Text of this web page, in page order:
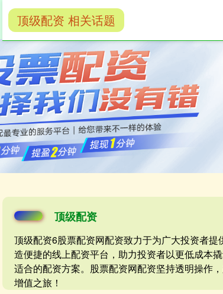
炒股配资公司 证券配资网
顶级配资
顶级配资6股票配资网配资致力于为广大投资者
造便捷的线上配资平台，助力投资者以更低成本
适合的配资方案。股票配资网配资坚持透明操作
增值之旅！
顶级配资 相关话题